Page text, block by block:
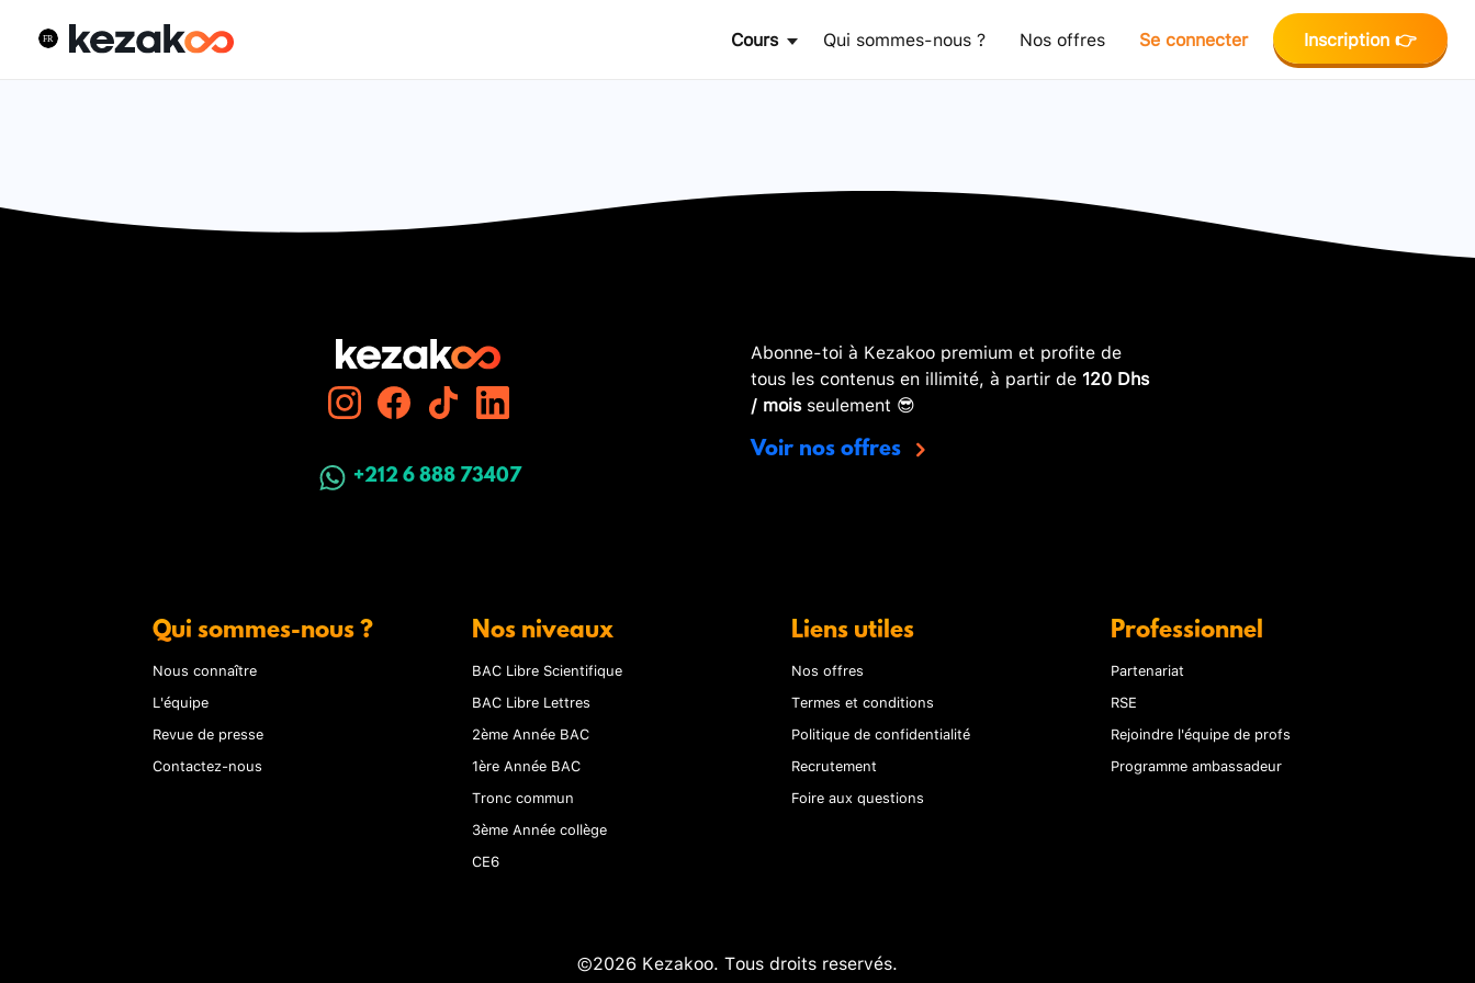
Cours Qui sommes-nous ? Nos offres Se connecter Inscription 👉
+212 6 888 73407
Abonne-toi à Kezakoo premium et profite de
tous les contenus en illimité, à partir de 120 Dhs
/ moisseulement 😎
Voir nos offres
Qui sommes-nous ?
Nous connaître
L'équipe
Revue de presse
Contactez-nous
Nos niveaux
BAC Libre Scientifique
BAC Libre Lettres
2ème Année BAC
1ère Année BAC
Tronc commun
3ème Année collège
CE6
Liens utiles
Nos offres
Termes et conditions
Politique de confidentialité
Recrutement
Foire aux questions
Professionnel
Partenariat
RSE
Rejoindre l'équipe de profs
Programme ambassadeur
©2026 Kezakoo. Tous droits reservés.